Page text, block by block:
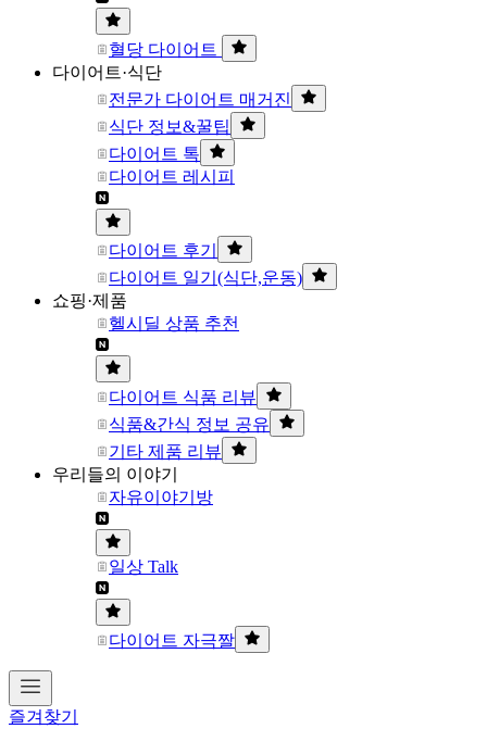
혈당 다이어트
다이어트·식단
전문가 다이어트 매거진
식단 정보&꿀팁
다이어트 톡
다이어트 레시피
다이어트 후기
다이어트 일기(식단,운동)
쇼핑·제품
헬시딜 상품 추천
다이어트 식품 리뷰
식품&간식 정보 공유
기타 제품 리뷰
우리들의 이야기
자유이야기방
일상 Talk
다이어트 자극짤
즐겨찾기